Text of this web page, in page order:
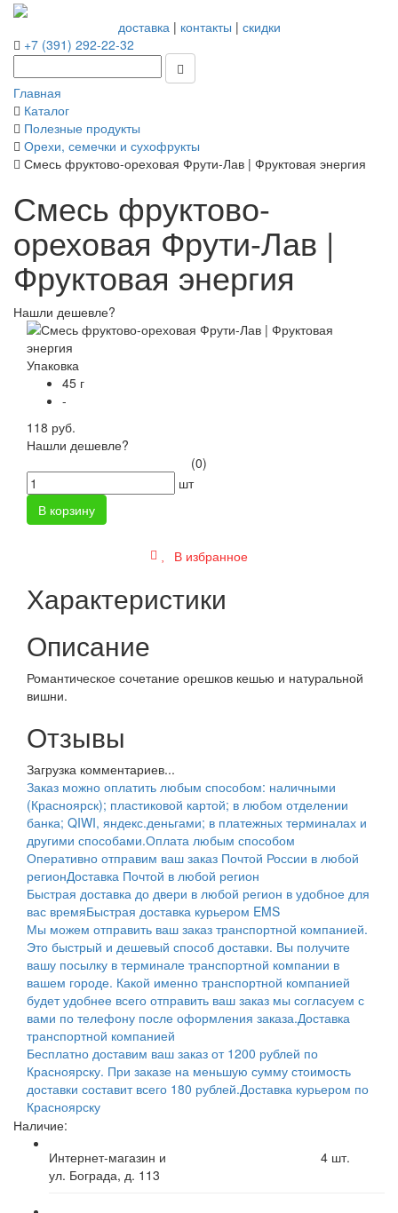
доставка| контакты | скидки
+7 (391) 292-22-32
Главная
Каталог
Полезные продукты
Орехи, семечки и сухофрукты
Смесь фруктово-ореховая Фрути-Лав | Фруктовая энергия
Смесь фруктово-
ореховая Фрути-Лав |
Фруктовая энергия
Нашли дешевле?
Упаковка
45 г
-
118 руб.
Нашли дешевле?
(0)
шт
В корзину
В избранное
Характеристики
Описание
Романтическое сочетание орешков кешью и натуральной
вишни.
Отзывы
Загрузка комментариев...
Заказ можно оплатить любым способом: наличными
(Красноярск); пластиковой картой; в любом отделении
банка; QIWI, яндекс.деньгами; в платежных терминалах и
другими способами.Оплата любым способом
Оперативно отправим ваш заказ Почтой России в любой
регионДоставка Почтой в любой регион
Быстрая доставка до двери в любой регион в удобное для
вас времяБыстрая доставка курьером EMS
Мы можем отправить ваш заказ транспортной компанией.
Это быстрый и дешевый способ доставки. Вы получите
вашу посылку в терминале транспортной компании в
вашем городе. Какой именно транспортной компанией
будет удобнее всего отправить ваш заказ мы согласуем с
вами по телефону после оформления заказа.Доставка
транспортной компанией
Бесплатно доставим ваш заказ от 1200 рублей по
Красноярску. При заказе на меньшую сумму стоимость
доставки составит всего 180 рублей.Доставка курьером по
Красноярску
Наличие:
Интернет-магазин и
ул. Бограда, д. 113
4 шт.